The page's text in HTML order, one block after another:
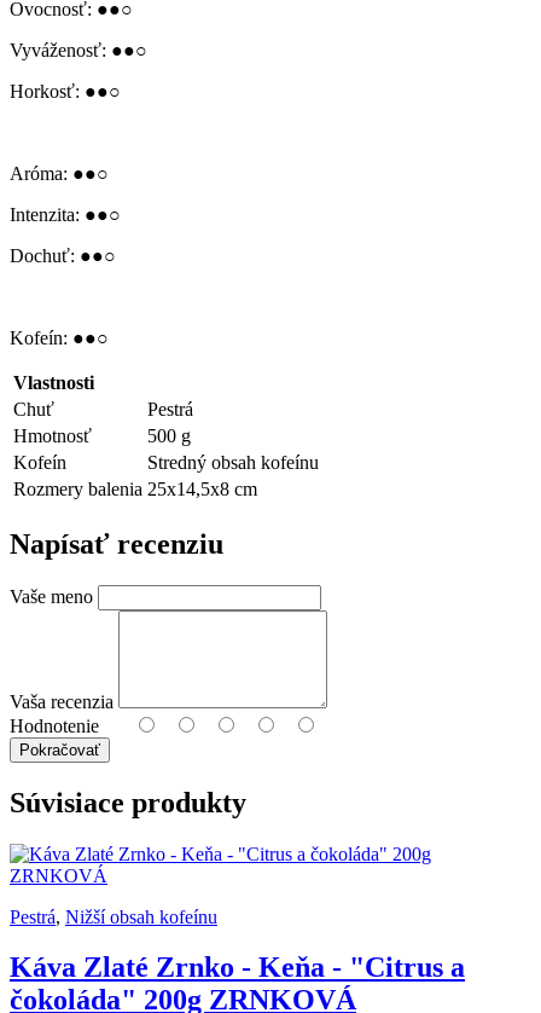
Ovocnosť: ●●○
Vyváženosť: ●●○
Horkosť: ●●○
Aróma: ●●○
Intenzita: ●●○
Dochuť: ●●○
Kofeín: ●●○
Vlastnosti
Chuť
Pestrá
Hmotnosť
500 g
Kofeín
Stredný obsah kofeínu
Rozmery balenia 25x14,5x8 cm
Napísať recenziu
Vaše meno
Vaša recenzia
Hodnotenie
Pokračovať
Súvisiace produkty
Pestrá, Nižší obsah kofeínu
Káva Zlaté Zrnko - Keňa - "Citrus a
čokoláda" 200g ZRNKOVÁ